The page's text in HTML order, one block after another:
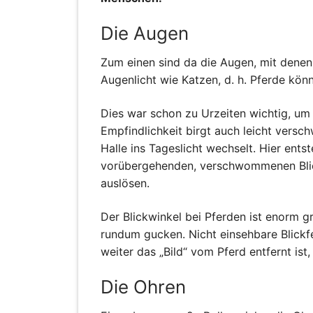
Die Augen
Zum einen sind da die Augen, mit
Augenlicht wie Katzen, d. h. Pferde
Dies war schon zu Urzeiten wichtig,
Empfindlichkeit birgt auch leicht
Halle ins Tageslicht wechselt. Hier
vorübergehenden, verschwommenen
auslösen.
Der Blickwinkel bei Pferden ist enorm
rundum gucken. Nicht einsehbare
weiter das „Bild“ vom Pferd entfernt
Die Ohren